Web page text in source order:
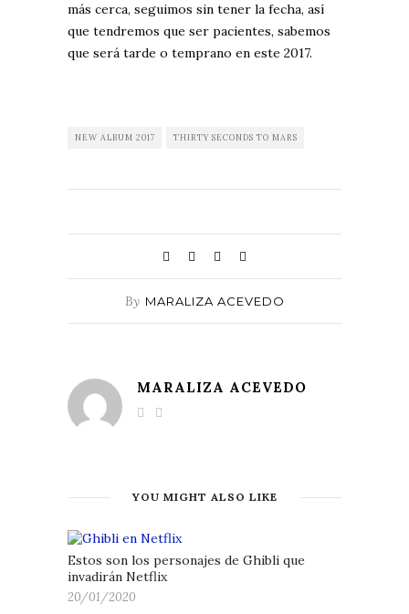
más cerca, seguimos sin tener la fecha, así
que tendremos que ser pacientes, sabemos
que será tarde o temprano en este 2017.
NEW ALBUM 2017 THIRTY SECONDS TO MARS
By MARALIZA ACEVEDO
MARALIZA ACEVEDO
YOU MIGHT ALSO LIKE
Estos son los personajes de Ghibli que
invadirán Netflix
20/01/2020